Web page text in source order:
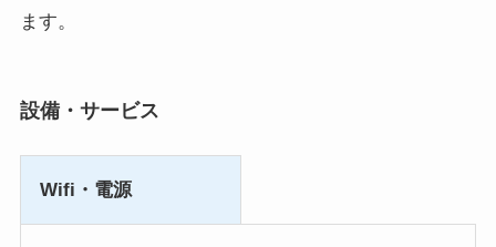
ます。
設備・サービス
Wifi・電源